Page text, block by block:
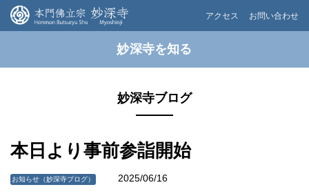
アクセス お問い合わせ
妙深寺を知る
妙深寺ブログ
本日より事前参詣開始
お知らせ（妙深寺ブログ） 2025/06/16